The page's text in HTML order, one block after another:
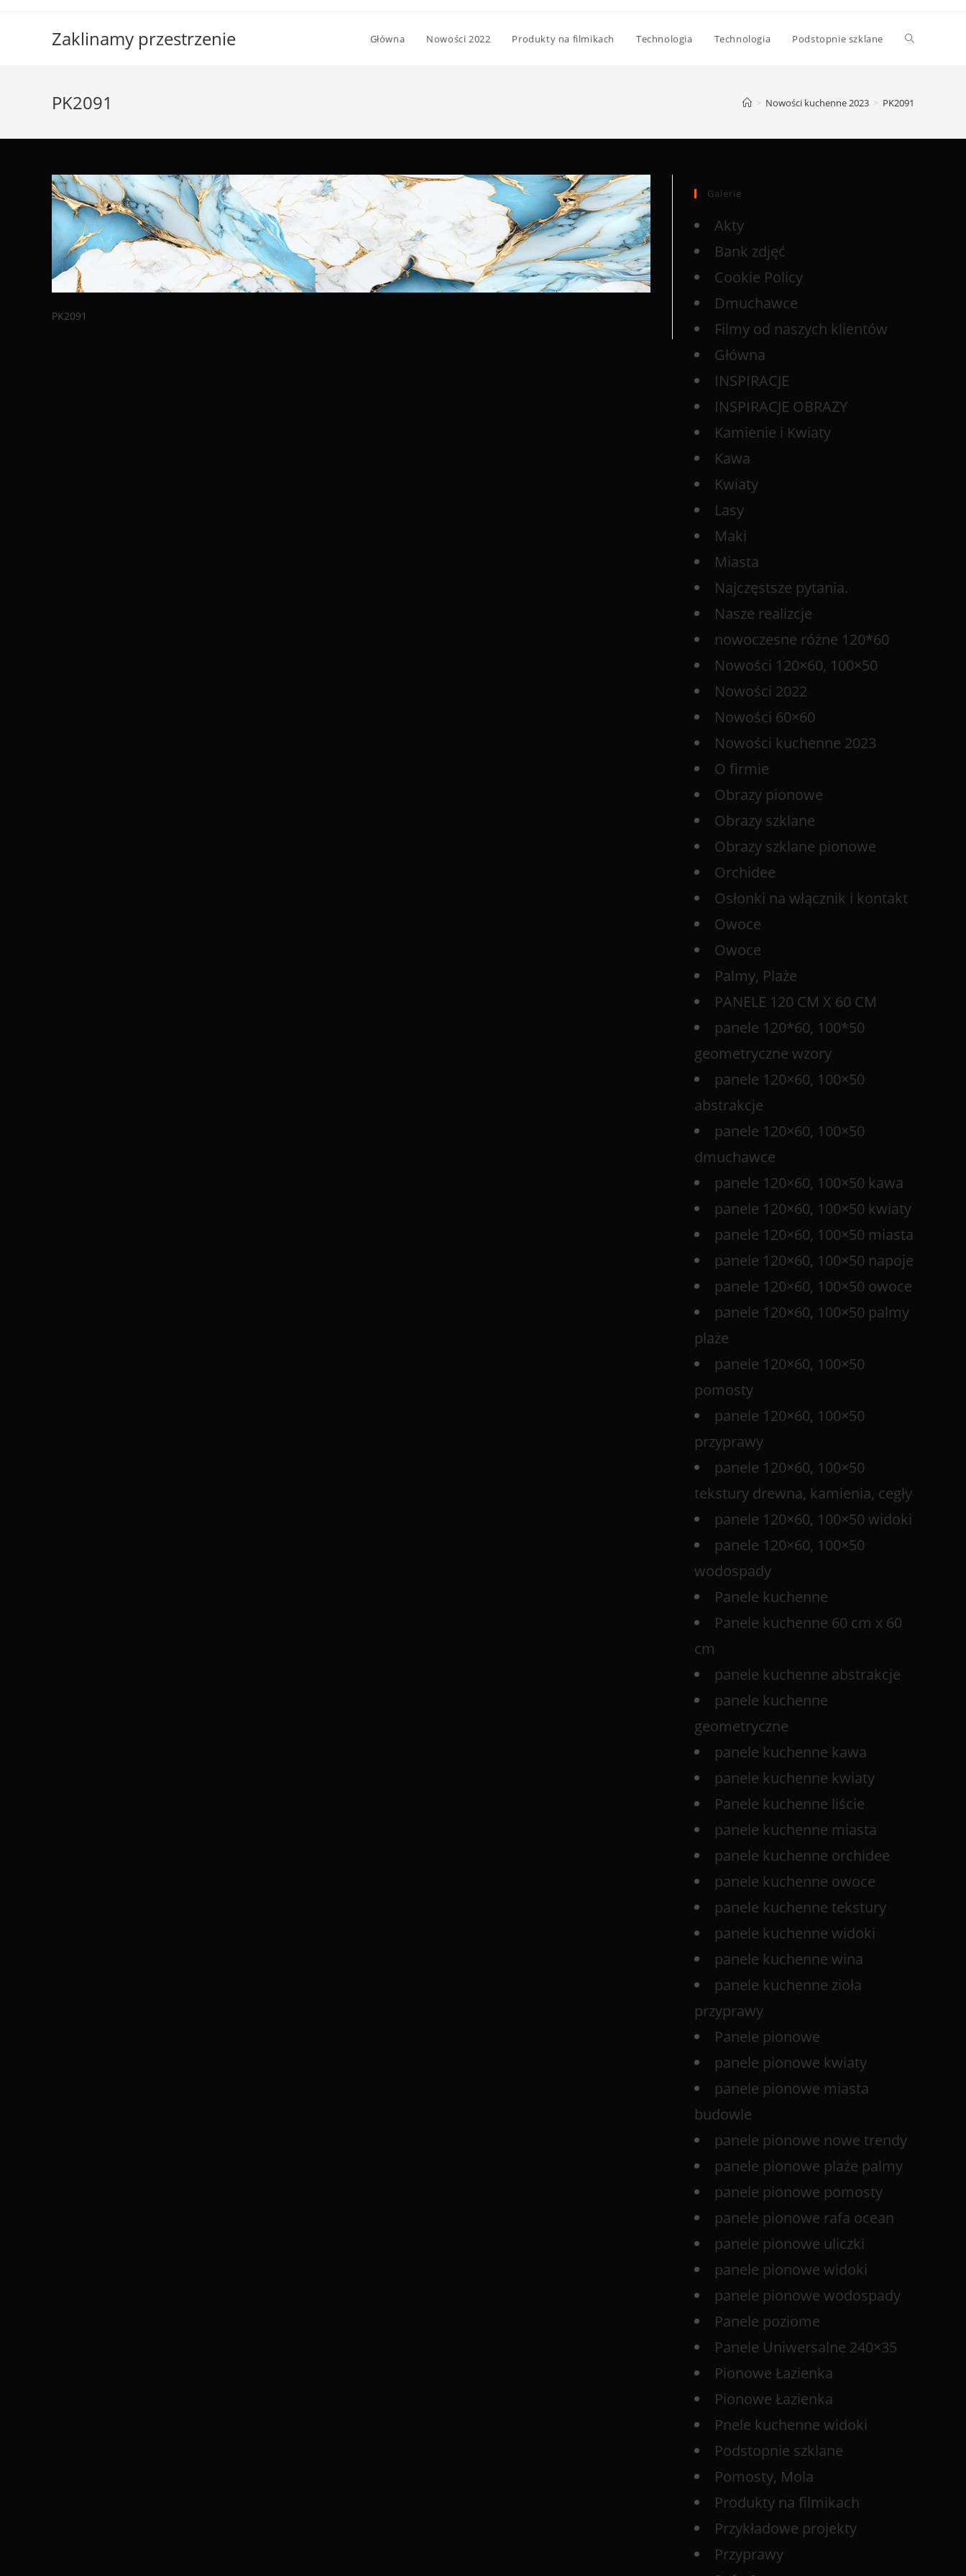
Zaklinamy przestrzenie Główna Nowości 2022 Produkty na filmikach Technologia Technologia Podstopnie szklane
PK2091 > Nowości kuchenne 2023 > PK2091
PK2091
Galerie
Akty
Bank zdjęć
Cookie Policy
Dmuchawce
Filmy od naszych klientów
Główna
INSPIRACJE
INSPIRACJE OBRAZY
Kamienie i Kwiaty
Kawa
Kwiaty
Lasy
Maki
Miasta
Najczęstsze pytania.
Nasze realizcje
nowoczesne różne 120*60
Nowości 120×60, 100×50
Nowości 2022
Nowości 60×60
Nowości kuchenne 2023
O firmie
Obrazy pionowe
Obrazy szklane
Obrazy szklane pionowe
Orchidee
Osłonki na włącznik i kontakt
Owoce
Owoce
Palmy, Plaże
PANELE 120 CM X 60 CM
panele 120*60, 100*50
geometryczne wzory
panele 120×60, 100×50
abstrakcje
panele 120×60, 100×50
dmuchawce
panele 120×60, 100×50 kawa
panele 120×60, 100×50 kwiaty
panele 120×60, 100×50 miasta
panele 120×60, 100×50 napoje
panele 120×60, 100×50 owoce
panele 120×60, 100×50 palmy
plaże
panele 120×60, 100×50
pomosty
panele 120×60, 100×50
przyprawy
panele 120×60, 100×50
tekstury drewna, kamienia, cegły
panele 120×60, 100×50 widoki
panele 120×60, 100×50
wodospady
Panele kuchenne
Panele kuchenne 60 cm x 60
cm
panele kuchenne abstrakcje
panele kuchenne
geometryczne
panele kuchenne kawa
panele kuchenne kwiaty
Panele kuchenne liście
panele kuchenne miasta
panele kuchenne orchidee
panele kuchenne owoce
panele kuchenne tekstury
panele kuchenne widoki
panele kuchenne wina
panele kuchenne zioła
przyprawy
Panele pionowe
panele pionowe kwiaty
panele pionowe miasta
budowle
panele pionowe nowe trendy
panele pionowe plaże palmy
panele pionowe pomosty
panele pionowe rafa ocean
panele pionowe uliczki
panele pionowe widoki
panele pionowe wodospady
Panele poziome
Panele Uniwersalne 240×35
Pionowe Łazienka
Pionowe Łazienka
Pnele kuchenne widoki
Podstopnie szklane
Pomosty, Mola
Produkty na filmikach
Przykładowe projekty
Przyprawy